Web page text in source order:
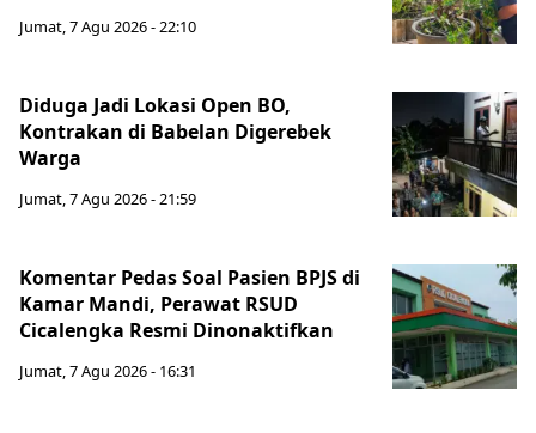
Jumat, 7 Agu 2026 - 22:10
Diduga Jadi Lokasi Open BO,
Kontrakan di Babelan Digerebek
Warga
Jumat, 7 Agu 2026 - 21:59
Komentar Pedas Soal Pasien BPJS di
Kamar Mandi, Perawat RSUD
Cicalengka Resmi Dinonaktifkan
Jumat, 7 Agu 2026 - 16:31